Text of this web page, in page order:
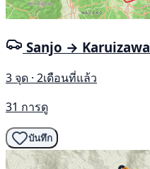
Sanjo → Karuizawa
3 จุด · 2เดือนที่แล้ว
31 การดู
บันทึก